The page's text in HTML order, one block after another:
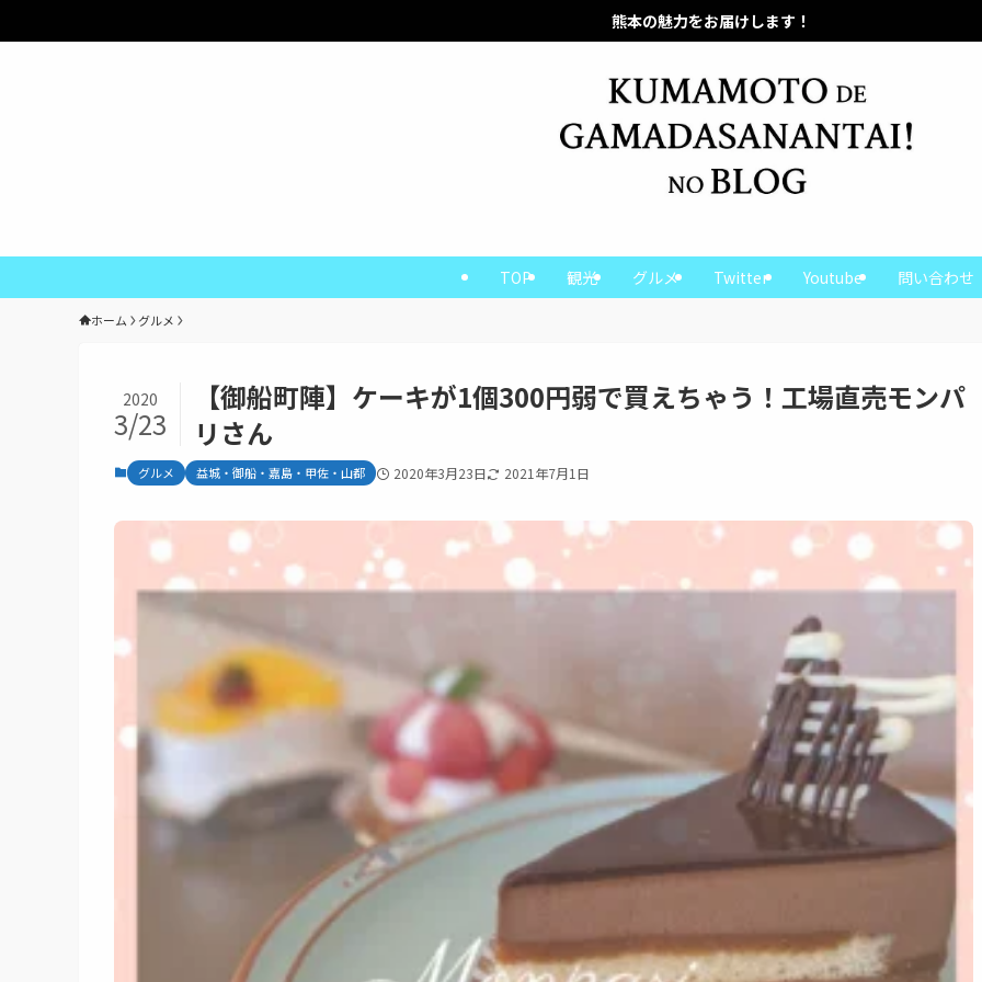
熊本の魅力をお届けします！
TOP 観光 グルメ Twitter Youtube 問い合わせ
ホーム グルメ
【御船町陣】ケーキが1個300円弱で買えちゃう！工場直売モンパ
リさん
2020
3/23
グルメ 益城・御船・嘉島・甲佐・山都 2020年3月23日 2021年7月1日